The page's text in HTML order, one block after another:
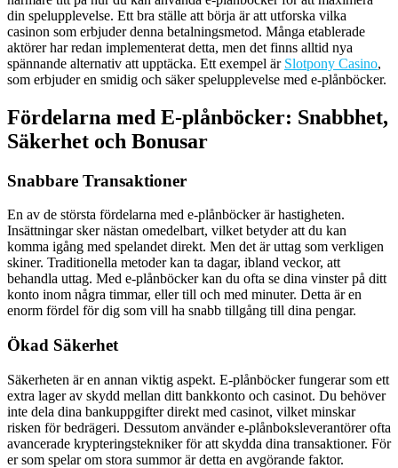
din spelupplevelse. Ett bra ställe att börja är att utforska vilka
casinon som erbjuder denna betalningsmetod. Många etablerade
aktörer har redan implementerat detta, men det finns alltid nya
spännande alternativ att upptäcka. Ett exempel är Slotpony Casino,
som erbjuder en smidig och säker spelupplevelse med e-plånböcker.
Fördelarna med E-plånböcker: Snabbhet,
Säkerhet och Bonusar
Snabbare Transaktioner
En av de största fördelarna med e-plånböcker är hastigheten.
Insättningar sker nästan omedelbart, vilket betyder att du kan
komma igång med spelandet direkt. Men det är uttag som verkligen
skiner. Traditionella metoder kan ta dagar, ibland veckor, att
behandla uttag. Med e-plånböcker kan du ofta se dina vinster på ditt
konto inom några timmar, eller till och med minuter. Detta är en
enorm fördel för dig som vill ha snabb tillgång till dina pengar.
Ökad Säkerhet
Säkerheten är en annan viktig aspekt. E-plånböcker fungerar som ett
extra lager av skydd mellan ditt bankkonto och casinot. Du behöver
inte dela dina bankuppgifter direkt med casinot, vilket minskar
risken för bedrägeri. Dessutom använder e-plånboksleverantörer ofta
avancerade krypteringstekniker för att skydda dina transaktioner. För
er som spelar om stora summor är detta en avgörande faktor.